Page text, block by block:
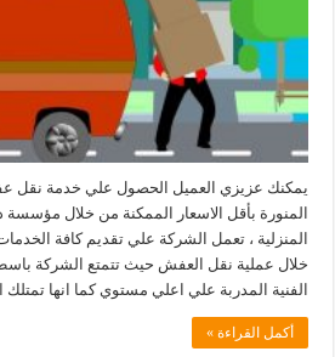
يمكنك عزيزي العميل الحصول علي خدمة نقل
المنورة بأقل الاسعار الممكنة من خلال
المنزلية ، تعمل الشركة علي تقديم كافة الخدمات
خلال عملية نقل العفش حيث تتمتع الشركة
الفنية المدربة علي اعلي مستوي كما انها
أكمل القراءة »